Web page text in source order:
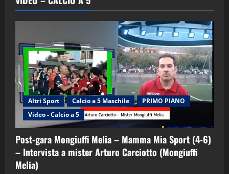
Altri Sport Calcio a 5 Maschile
PRIMO PIANO
Video - Calcio a 5
Post-gara Mongiuffi Melia – Mamma Mia Sport (4-6)
– Intervista a mister Arturo Carciotto (Mongiuffi
Melia)